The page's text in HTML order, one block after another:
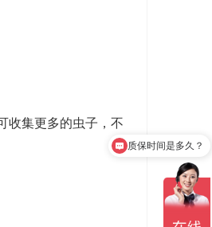
收集更多的虫子，不
质保时间是多久？